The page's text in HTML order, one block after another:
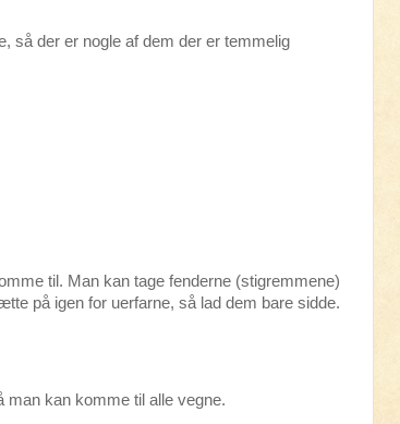
så der er nogle af dem der er temmelig
til. Man kan tage fenderne (stigremmene)
på igen for uerfarne, så lad dem bare sidde.
man kan komme til alle vegne.